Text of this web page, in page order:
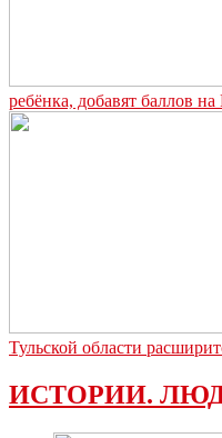
ребёнка, добавят баллов
Тульской области
ИСТОРИИ.